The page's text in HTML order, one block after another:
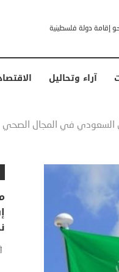
آراء وتحاليل
السعودي في المجال الصحي